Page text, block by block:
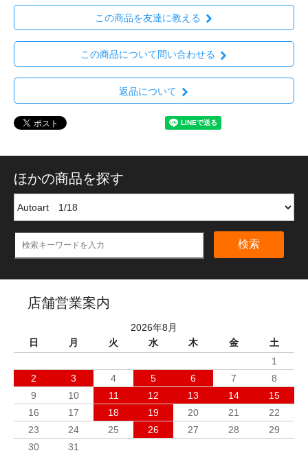
この商品を友達に教える
この商品について問い合わせる
返品について
ほかの商品を探す
検索
店舗営業案内
2026年8月
日
月 火 水 木 金
土
1
2
3 4 5 6 7
8
9
10 11 12 13 14
15
16
17 18 19 20 21
22
23
24 25 26 27 28
29
30
31